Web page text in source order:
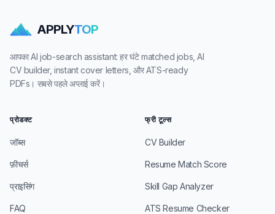
APPLYTOP
आपका AI job-search assistant: हर घंटे matched jobs, AI
CV builder, instant cover letters, और ATS-ready
PDFs। सबसे पहले अप्लाई करें।
प्रोडक्ट
जॉब्स
फ़ीचर्स
प्राइसिंग
FAQ
फ्री टूल्स
CV Builder
Resume Match Score
Skill Gap Analyzer
ATS Resume Checker